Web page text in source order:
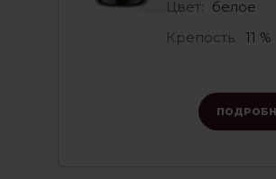
Цвет: белое
Крепость: 11 %